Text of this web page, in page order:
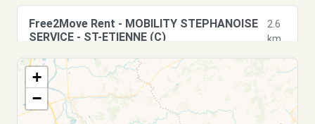
Free2Move Rent - MOBILITY STEPHANOISE
SERVICE - ST-ETIENNE (C)
2.6
km
RUE VICTOR GRIGNARD
ST-ETIENNE, 42000
Voir l'agence
+
−